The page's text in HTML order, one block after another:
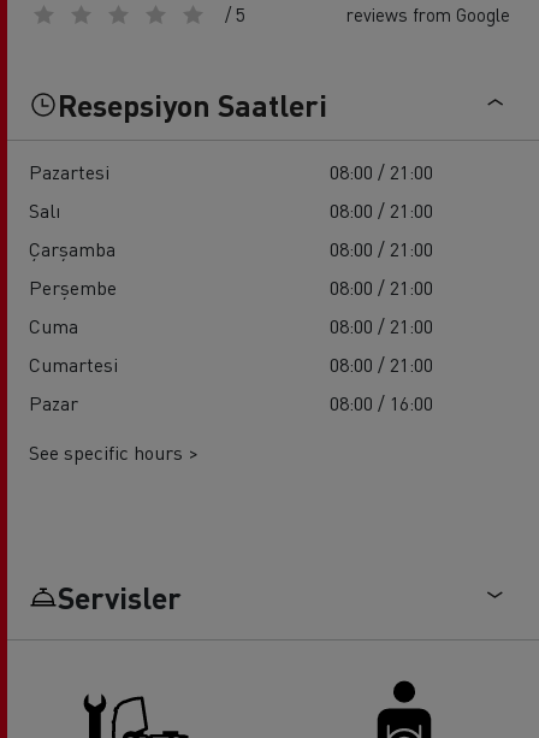
/ 5 reviews from Google
Resepsiyon Saatleri
Pazartesi
08:00 / 21:00
Salı
08:00 / 21:00
Çarşamba
08:00 / 21:00
Perşembe
08:00 / 21:00
Cuma
08:00 / 21:00
Cumartesi
08:00 / 21:00
Pazar
08:00 / 16:00
See specific hours >
Servisler